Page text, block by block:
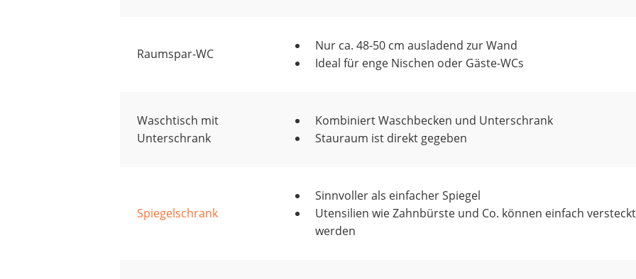
Raumspar-WC
Nur ca. 48-50 cm ausladend zur Wand
Ideal für enge Nischen oder Gäste-WCs
Waschtisch mit
Unterschrank
Kombiniert Waschbecken und Unterschrank
Stauraum ist direkt gegeben
Spiegelschrank
Sinnvoller als einfacher Spiegel
Utensilien wie Zahnbürste und Co. können einfach versteckt
werden